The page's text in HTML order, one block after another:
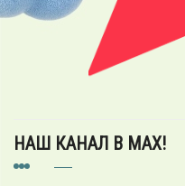
НАШ КАНАЛ В MAX!